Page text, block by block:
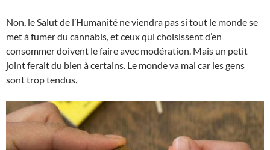
Non, le Salut de l’Humanité ne viendra pas si tout le monde se
met à fumer du cannabis, et ceux qui choisissent d’en
consommer doivent le faire avec modération. Mais un petit
joint ferait du bien à certains. Le monde va mal car les gens
sont trop tendus.